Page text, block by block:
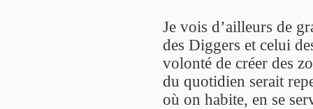
Je vois d’ailleurs de
des Diggers et celui
volonté de créer des
du quotidien serait
où on habite, en se